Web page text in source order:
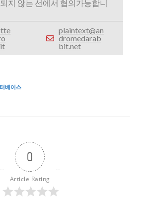
지 않는 선에서 협의가능합니
plaintext@an
dromedarab
bit.net
베이스
0
Article Rating